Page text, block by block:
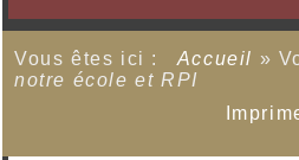
Vous êtes ici : Accueil »
notre école et RPI